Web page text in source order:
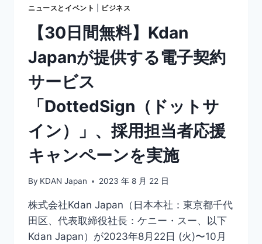
2023」
子
契
約
シ
ス
テ
ム
部
門
で
「GOOD
SERVICE」
に
出
ニュースとイベント ビジネス
【30日間無料】Kdan
Japanが提供する電子契約
サービス
「DottedSign（ドットサ
イン）」、採用担当者応援
キャンペーンを実施
By KDAN Japan 2023 年 8 月 22 日
株式会社Kdan Japan（日本本社：東京都千代
田区、代表取締役社長：ケニー・スー、以下
Kdan Japan）が2023年8月22日 (火)〜10月